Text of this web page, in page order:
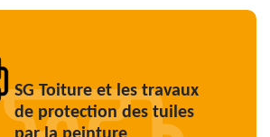
SG Toiture et les travaux
de protection des tuiles